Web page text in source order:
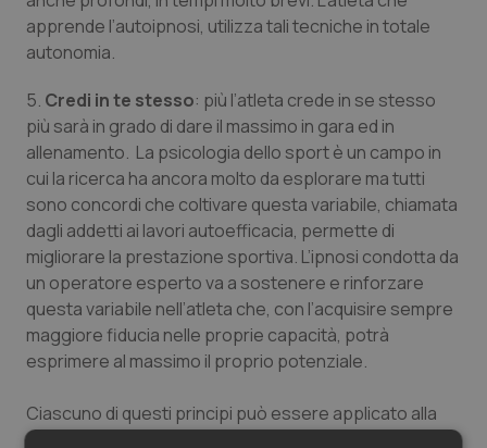
Sangue & coagulazione
Tiroide
Tumore al seno
Tumore ovarico
Tumori del Polmone & Testa Collo
Tumori gastrointestinali
Vaccini
apprende l’autoipnosi, utilizza tali tecniche in totale
autonomia.
5. Credi in te stesso: più l’atleta crede in se stesso
più sarà in grado di dare il massimo in gara ed in
allenamento. La psicologia dello sport è un campo in
cui la ricerca ha ancora molto da esplorare ma tutti
sono concordi che coltivare questa variabile, chiamata
dagli addetti ai lavori autoefficacia, permette di
migliorare la prestazione sportiva. L’ipnosi condotta da
un operatore esperto va a sostenere e rinforzare
questa variabile nell’atleta che, con l’acquisire sempre
maggiore fiducia nelle proprie capacità, potrà
esprimere al massimo il proprio potenziale.
Ciascuno di questi principi può essere applicato alla
preparazione atletica nell’ambito di diverse discipline